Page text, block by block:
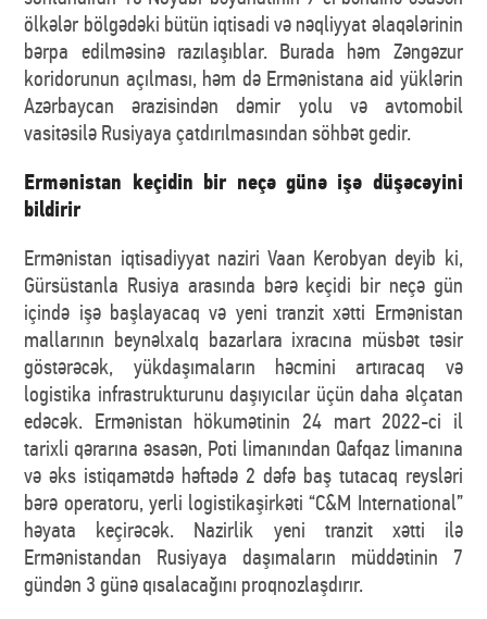
ölkələr bölgədəki bütün iqtisadi və nəqliyyat əlaqələrinin
bərpa edilməsinə razılaşıblar. Burada həm Zəngəzur
koridorunun açılması, həm də Ermənistana aid yüklərin
Azərbaycan ərazisindən dəmir yolu və avtomobil
vasitəsilə Rusiyaya çatdırılmasından söhbət gedir.
Ermənistan keçidin bir neçə günə işə düşəcəyini
bildirir
Ermənistan iqtisadiyyat naziri Vaan Kerobyan deyib ki,
Gürsüstanla Rusiya arasında bərə keçidi bir neçə gün
içində işə başlayacaq və yeni tranzit xətti Ermənistan
mallarının beynəlxalq bazarlara ixracına müsbət təsir
göstərəcək, yükdaşımaların həcmini artıracaq və
logistika infrastrukturunu daşıyıcılar üçün daha əlçatan
edəcək. Ermənistan hökumətinin 24 mart 2022-ci il
tarixli qərarına əsasən, Poti limanından Qafqaz limanına
və əks istiqamətdə həftədə 2 dəfə baş tutacaq reysləri
bərə operatoru, yerli logistikaşirkəti “C&M International”
həyata keçirəcək. Nazirlik yeni tranzit xətti ilə
Ermənistandan Rusiyaya daşımaların müddətinin 7
gündən 3 günə qısalacağını proqnozlaşdırır.